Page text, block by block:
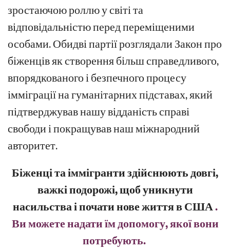
зростаючою роллю у світі та
відповідальністю перед переміщеними
особами. Обидві партії розглядали Закон про
біженців як створення більш справедливого,
впорядкованого і безпечного процесу
імміграції на гуманітарних підставах, який
підтверджував нашу відданість справі
свободи і покращував наш міжнародний
авторитет.
Біженці та іммігранти здійснюють довгі,
важкі подорожі, щоб уникнути
насильства і почати нове життя в США.
Ви можете надати їм допомогу, якої вони
потребують.